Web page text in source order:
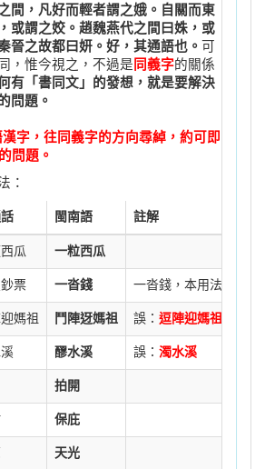
間，凡好而輕者謂之娥。自關而東
或謂之姣。趙魏燕代之間曰姝，或
晉之故都曰妍。好，其通語也。 可
，惟今視之，不過是 同義字的關係
有「書同文」的發想，就是要解決
問題。
字，往同義字的方向尋綽，約可即
問題。
：
閩南語 註解
瓜 一粒西瓜
票 一沓錢 一沓錢，本用法常見
媽祖 鬥陣迓媽祖 誤： 逗陣迎媽祖
醪水溪 誤： 濁水溪
拍開
保庇
天光